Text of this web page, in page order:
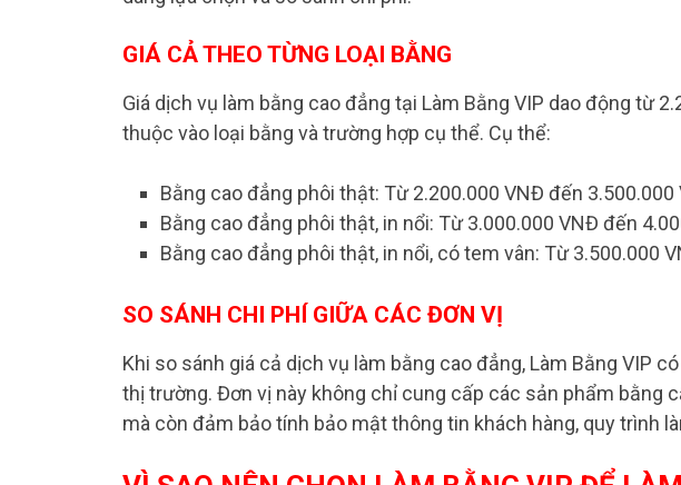
GIÁ CẢ THEO TỪNG LOẠI BẰNG
Giá dịch vụ làm bằng cao đẳng tại Làm Bằng VIP dao động từ
thuộc vào loại bằng và trường hợp cụ thể. Cụ thể:
Bằng cao đẳng phôi thật: Từ 2.200.000 VNĐ đến 3.500.000
Bằng cao đẳng phôi thật, in nổi: Từ 3.000.000 VNĐ đến
Bằng cao đẳng phôi thật, in nổi, có tem vân: Từ 3.500.000
SO SÁNH CHI PHÍ GIỮA CÁC ĐƠN VỊ
Khi so sánh giá cả dịch vụ làm bằng cao đẳng, Làm Bằng VIP
thị trường. Đơn vị này không chỉ cung cấp các sản phẩm bằng
mà còn đảm bảo tính bảo mật thông tin khách hàng, quy trình